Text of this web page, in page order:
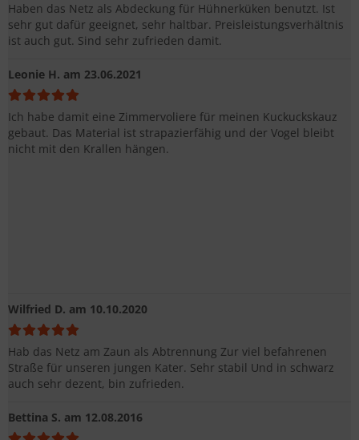
Haben das Netz als Abdeckung für Hühnerküken benutzt. Ist
sehr gut dafür geeignet, sehr haltbar. Preisleistungsverhältnis
ist auch gut. Sind sehr zufrieden damit.
Leonie H. am 23.06.2021
Ich habe damit eine Zimmervoliere für meinen Kuckuckskauz
gebaut. Das Material ist strapazierfähig und der Vogel bleibt
nicht mit den Krallen hängen.
Wilfried D. am 10.10.2020
Hab das Netz am Zaun als Abtrennung Zur viel befahrenen
Straße für unseren jungen Kater. Sehr stabil Und in schwarz
auch sehr dezent, bin zufrieden.
Bettina S. am 12.08.2016